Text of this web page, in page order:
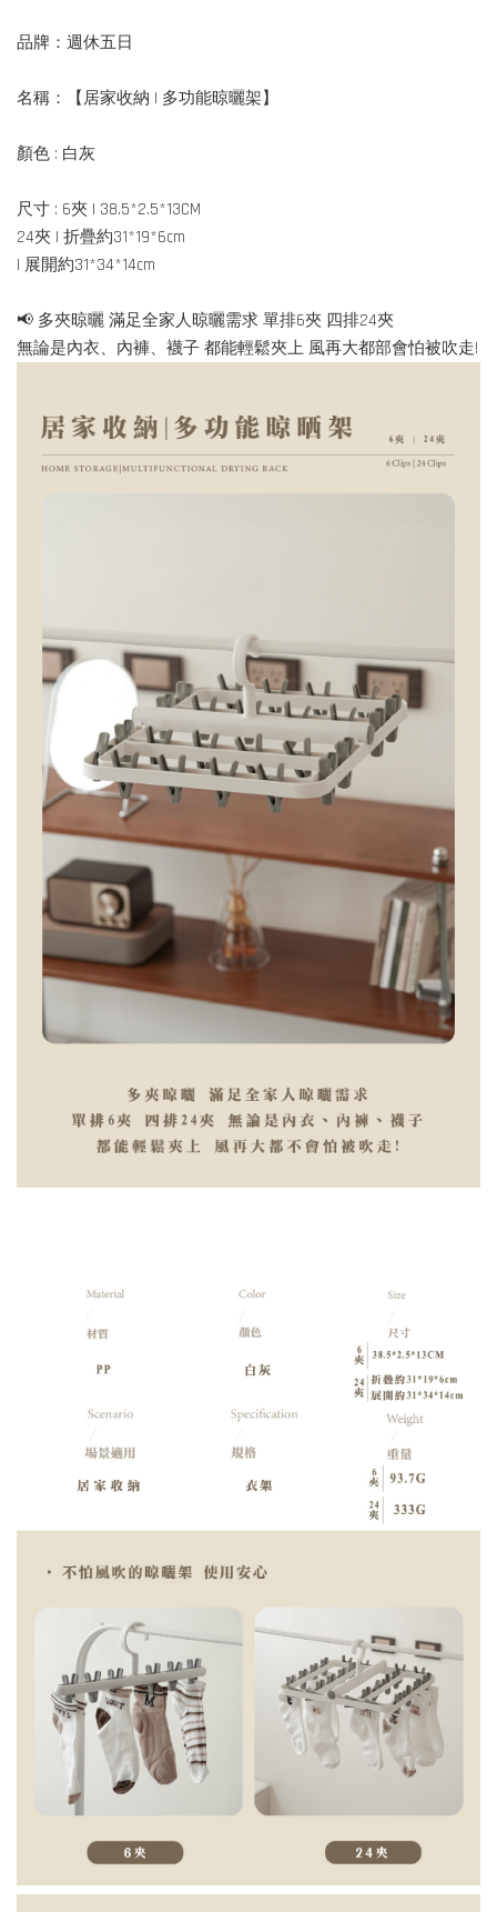
品牌：週休五日
名稱：【居家收納 | 多功能晾曬架】
顏色 : 白灰
尺寸 : 6夾 | 38.5*2.5*13CM
24夾 | 折疊約31*19*6cm
| 展開約31*34*14cm
📢 多夾晾曬 滿足全家人晾曬需求 單排6夾 四排24夾
無論是內衣、內褲、襪子 都能輕鬆夾上 風再大都部會怕被吹走!